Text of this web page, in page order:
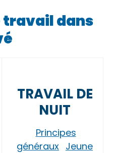
travail dans
TRAVAIL DE
NUIT
Principes
généraux Jeune